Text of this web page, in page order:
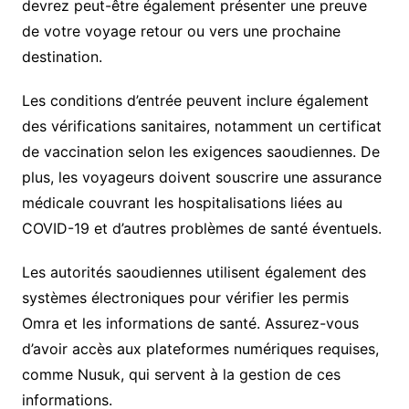
devrez peut-être également présenter une preuve
de votre voyage retour ou vers une prochaine
destination.
Les conditions d’entrée peuvent inclure également
des vérifications sanitaires, notamment un certificat
de vaccination selon les exigences saoudiennes. De
plus, les voyageurs doivent souscrire une assurance
médicale couvrant les hospitalisations liées au
COVID-19 et d’autres problèmes de santé éventuels.
Les autorités saoudiennes utilisent également des
systèmes électroniques pour vérifier les permis
Omra et les informations de santé. Assurez-vous
d’avoir accès aux plateformes numériques requises,
comme Nusuk, qui servent à la gestion de ces
informations.